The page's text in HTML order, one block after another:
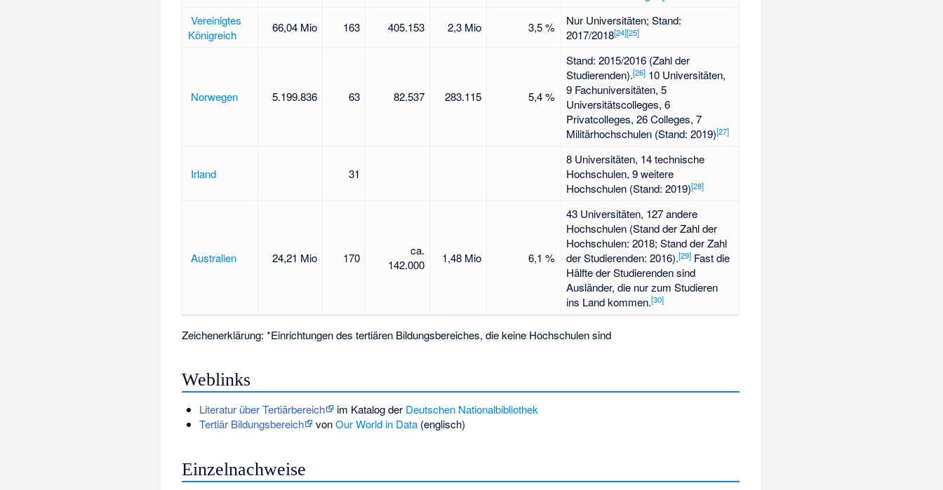
Vereinigtes
Königreich
66,04 Mio 163 405.153 2,3 Mio 3,5 %
Nur Universitäten; Stand:
2017/2018[24][25]
Norwegen 5.199.836 63 82.537 283.115 5,4 %
Stand: 2015/2016 (Zahl der
Studierenden).[26]10 Universitäten,
9 Fachuniversitäten, 5
Universitätscolleges, 6
Privatcolleges, 26 Colleges, 7
Militärhochschulen (Stand: 2019)[27]
Irland 31
8 Universitäten, 14 technische
Hochschulen, 9 weitere
Hochschulen (Stand: 2019)[28]
Australien 24,21 Mio 170
ca.
142.000
1,48 Mio 6,1 %
43 Universitäten, 127 andere
Hochschulen (Stand der Zahl der
Hochschulen: 2018; Stand der Zahl
der Studierenden: 2016).[29]Fast die
Hälfte der Studierenden sind
Ausländer, die nur zum Studieren
ins Land kommen.[30]
Zeichenerklärung: *Einrichtungen des tertiären Bildungsbereiches, die keine Hochschulen sind
Weblinks
Literatur über Tertiärbereich im Katalog der Deutschen Nationalbibliothek
Tertiär Bildungsbereich
vonOur World in Data(englisch)
Einzelnachweise